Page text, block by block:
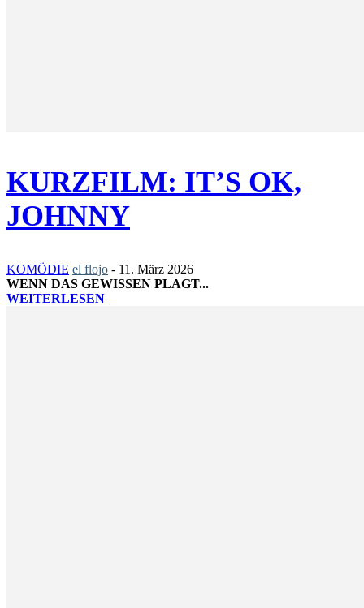
KURZFILM: IT’S OK,
JOHNNY
KOMÖDIE el flojo - 11. März 2026
WENN DAS GEWISSEN PLAGT...
WEITERLESEN